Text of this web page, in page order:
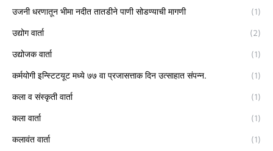
उजनी धरणातून भीमा नदीत तातडीने पाणी सोडण्याची मागणी (1)
उद्योग वार्ता (2)
उद्योजक वार्ता (1)
कर्मयोगी इन्स्टिटयूट मध्ये ७७ वा प्रजासत्ताक दिन उत्साहात संपन्न. (1)
कला व संस्कृती वार्ता (1)
कला वार्ता (1)
कलावंत वार्ता (1)